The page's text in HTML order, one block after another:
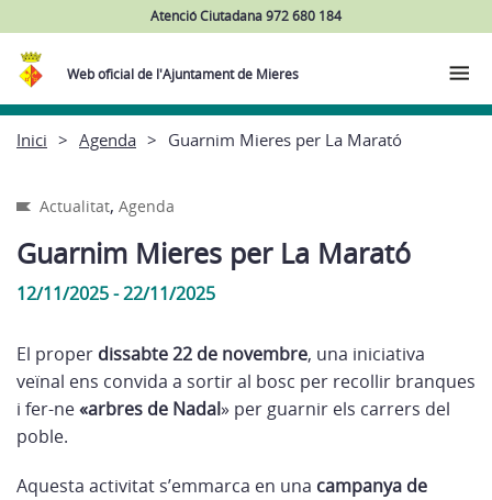
Atenció Ciutadana 972 680 184
Web oficial de l'Ajuntament de Mieres
Inici Agenda Guarnim Mieres per La Marató
Actualitat, Agenda
Guarnim Mieres per La Marató
12/11/2025 - 22/11/2025
El proper dissabte 22 de novembre, una iniciativa
veïnal ens convida a sortir al bosc per recollir branques
i fer-ne«arbres de Nadal» per guarnir els carrers del
poble.
Aquesta activitat s’emmarca en una campanya de